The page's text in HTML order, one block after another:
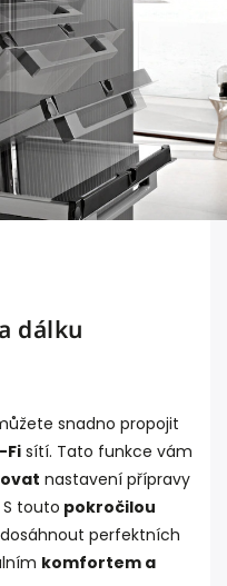
dálku
snadno propojit
Fisítí. Tato funkce vám
nastavení přípravy
S touto pokročilou
perfektních
komfortem a